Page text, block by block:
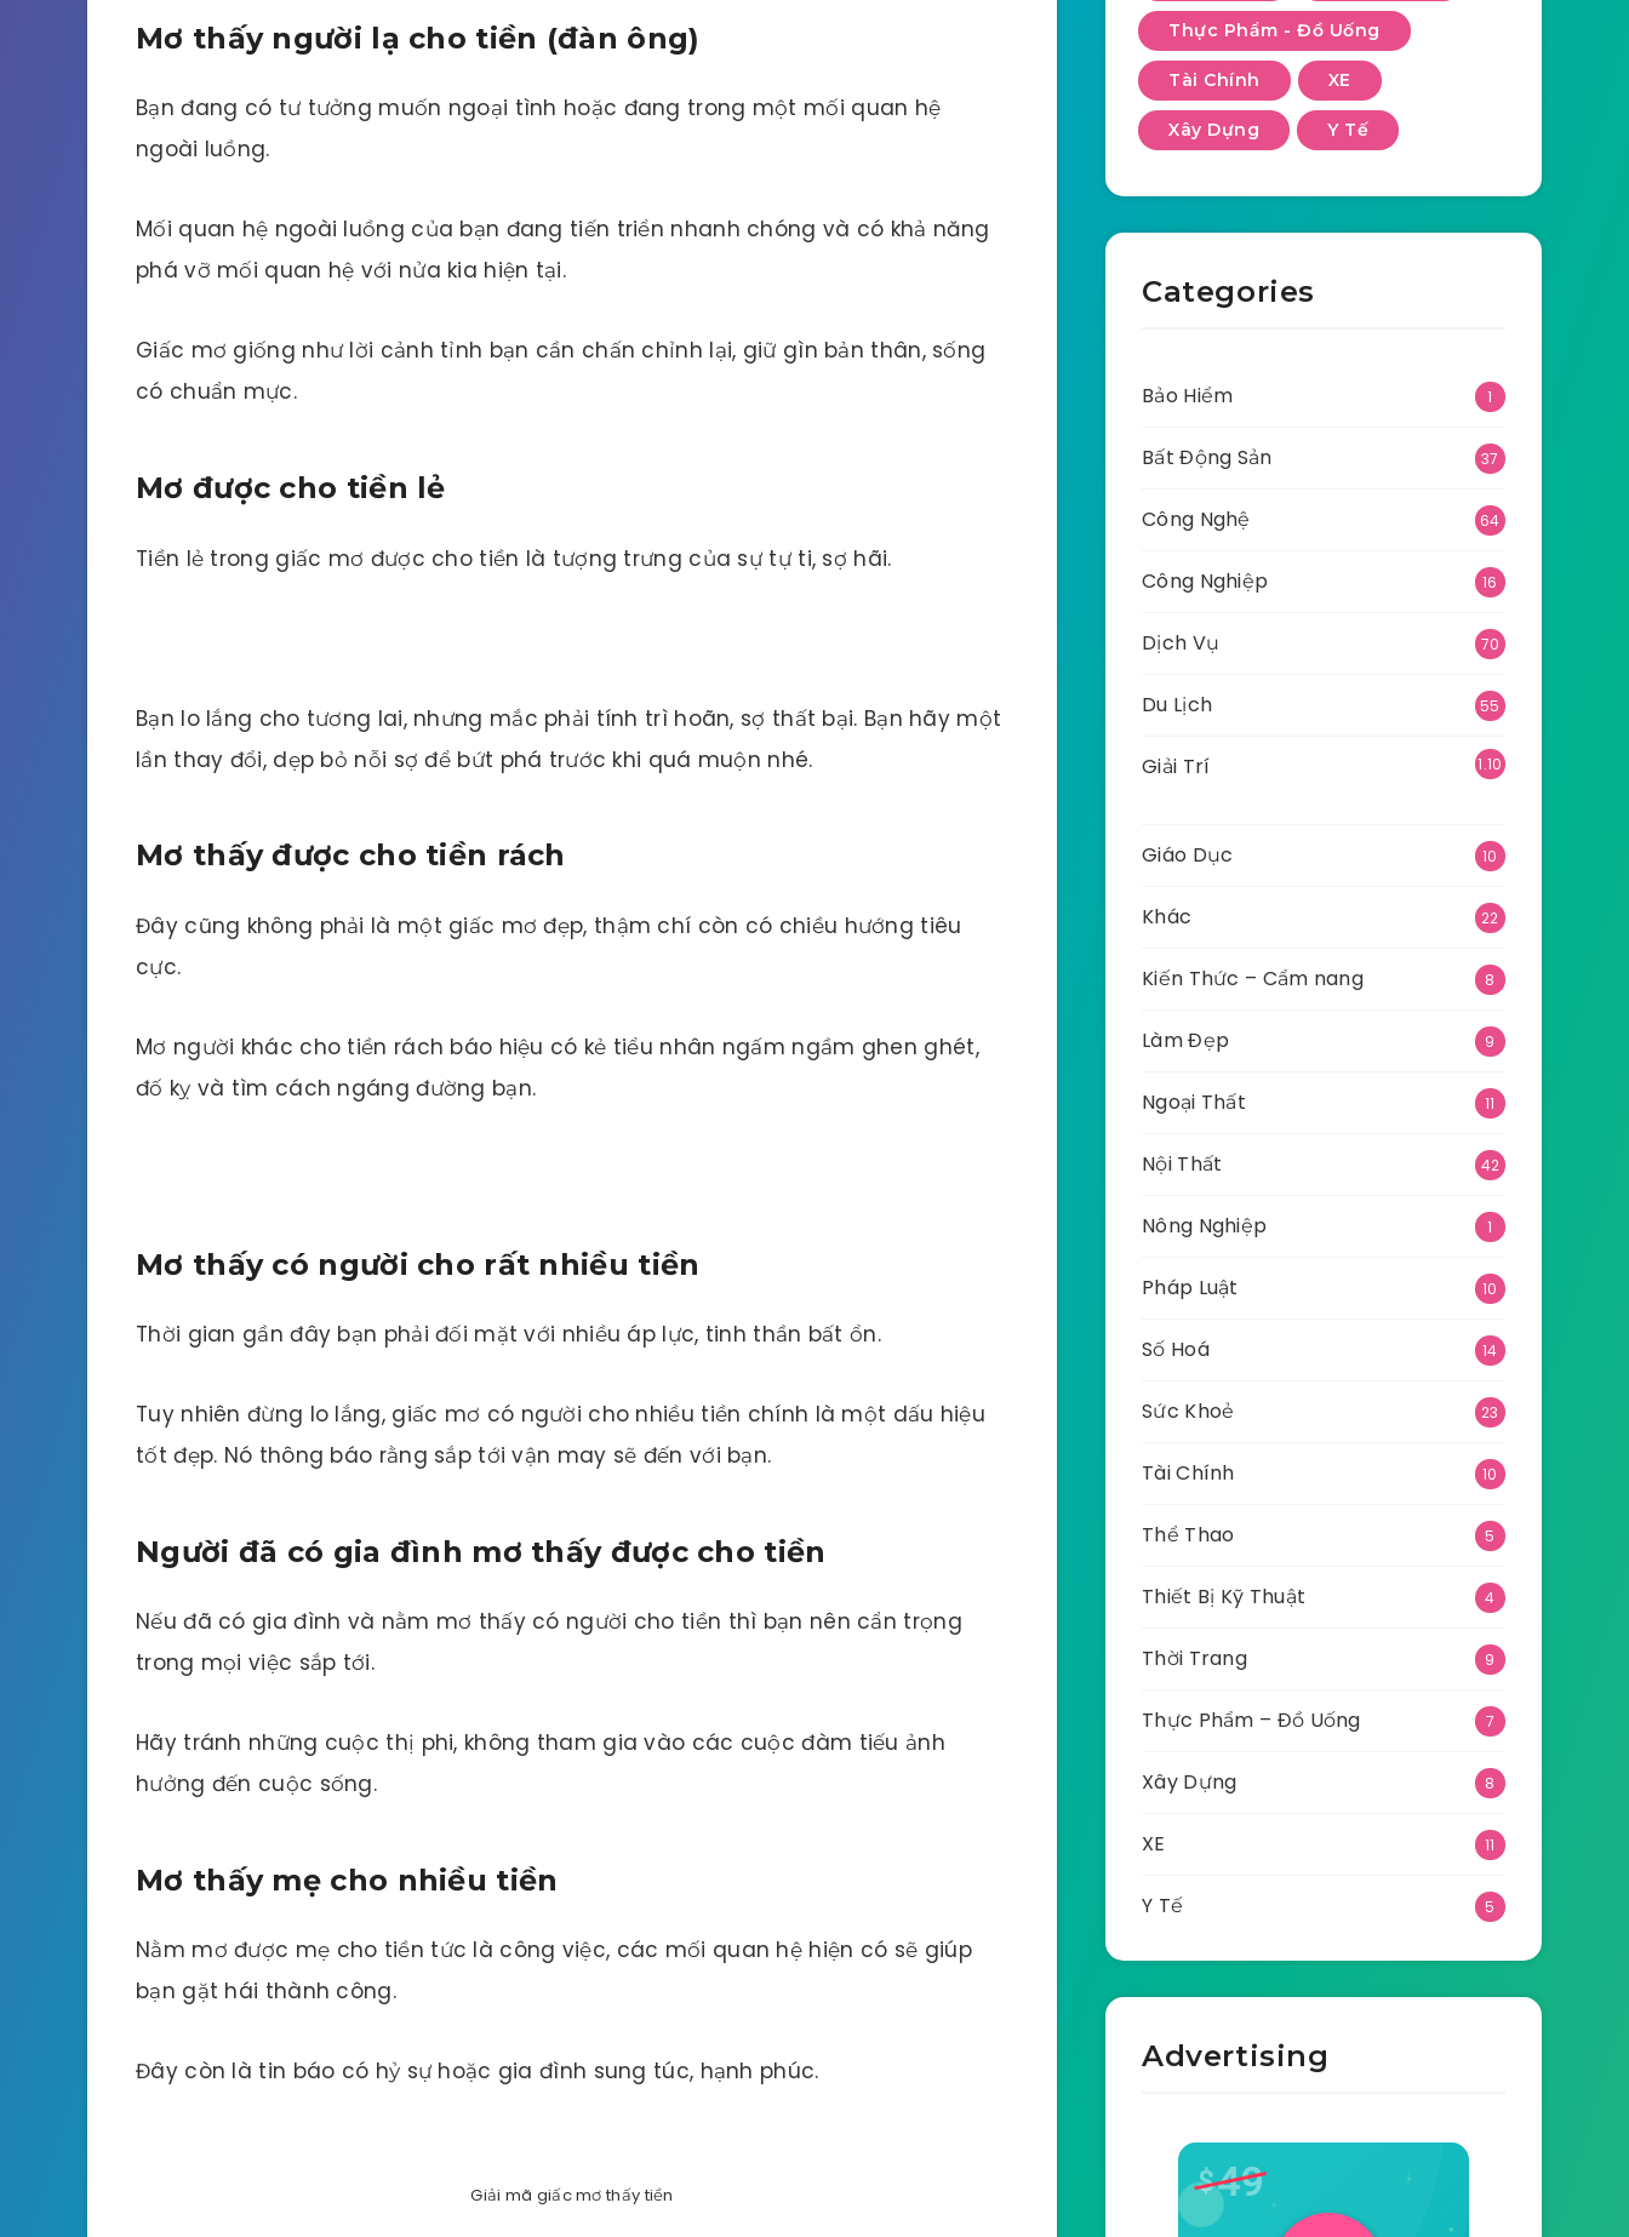
Mơ thấy người lạ cho tiền (đàn ông)
Bạn đang có tư tưởng muốn ngoại tình hoặc đang trong một mối quan hệ
ngoài luồng.
Mối quan hệ ngoài luồng của bạn đang tiến triển nhanh chóng và có khả năng
phá vỡ mối quan hệ với nửa kia hiện tại.
Giấc mơ giống như lời cảnh tỉnh bạn cần chấn chỉnh lại, giữ gìn bản thân, sống
có chuẩn mực.
Mơ được cho tiền lẻ
Tiền lẻ trong giấc mơ được cho tiền là tượng trưng của sự tự ti, sợ hãi.
Bạn lo lắng cho tương lai, nhưng mắc phải tính trì hoãn, sợ thất bại. Bạn hãy một
lần thay đổi, dẹp bỏ nỗi sợ để bứt phá trước khi quá muộn nhé.
Mơ thấy được cho tiền rách
Đây cũng không phải là một giấc mơ đẹp, thậm chí còn có chiều hướng tiêu
cực.
Mơ người khác cho tiền rách báo hiệu có kẻ tiểu nhân ngấm ngầm ghen ghét,
đố kỵ và tìm cách ngáng đường bạn.
Mơ thấy có người cho rất nhiều tiền
Thời gian gần đây bạn phải đối mặt với nhiều áp lực, tinh thần bất ổn.
Tuy nhiên đừng lo lắng, giấc mơ có người cho nhiều tiền chính là một dấu hiệu
tốt đẹp. Nó thông báo rằng sắp tới vận may sẽ đến với bạn.
Người đã có gia đình mơ thấy được cho tiền
Nếu đã có gia đình và nằm mơ thấy có người cho tiền thì bạn nên cẩn trọng
trong mọi việc sắp tới.
Hãy tránh những cuộc thị phi, không tham gia vào các cuộc đàm tiếu ảnh
hưởng đến cuộc sống.
Mơ thấy mẹ cho nhiều tiền
Nằm mơ được mẹ cho tiền tức là công việc, các mối quan hệ hiện có sẽ giúp
bạn gặt hái thành công.
Đây còn là tin báo có hỷ sự hoặc gia đình sung túc, hạnh phúc.
Giải mã giấc mơ thấy tiền
Thực Phẩm - Đồ Uống
Tài Chính XE
Xây Dựng Y Tế
Categories
Bảo Hiểm 1
Bất Động Sản 37
Công Nghệ 64
Công Nghiệp 16
Dịch Vụ 70
Du Lịch 55
Giải Trí
1.10
Giáo Dục 10
Khác 22
Kiến Thức – Cẩm nang 8
Làm Đẹp 9
Ngoại Thất 11
Nội Thất 42
Nông Nghiệp 1
Pháp Luật 10
Số Hoá 14
Sức Khoẻ 23
Tài Chính 10
Thể Thao 5
Thiết Bị Kỹ Thuật 4
Thời Trang 9
Thực Phẩm – Đồ Uống 7
Xây Dựng 8
XE 11
Y Tế 5
Advertising